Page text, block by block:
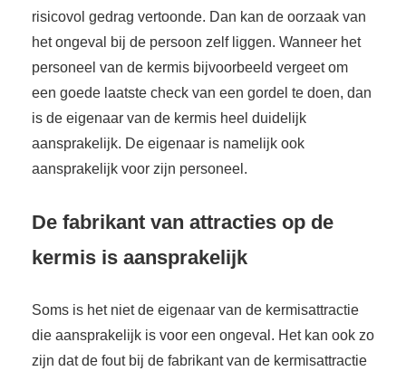
risicovol gedrag vertoonde. Dan kan de oorzaak van
het ongeval bij de persoon zelf liggen. Wanneer het
personeel van de kermis bijvoorbeeld vergeet om
een goede laatste check van een gordel te doen, dan
is de eigenaar van de kermis heel duidelijk
aansprakelijk. De eigenaar is namelijk ook
aansprakelijk voor zijn personeel.
De fabrikant van attracties op de
kermis is aansprakelijk
Soms is het niet de eigenaar van de kermisattractie
die aansprakelijk is voor een ongeval. Het kan ook zo
zijn dat de fout bij de fabrikant van de kermisattractie